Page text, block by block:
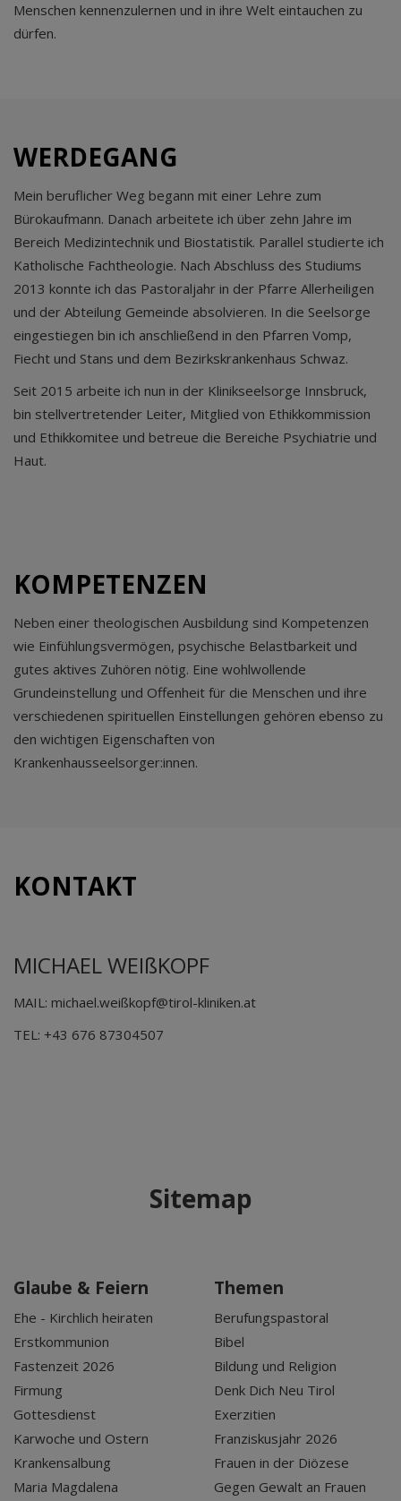
Menschen kennenzulernen und in ihre Welt eintauchen zu
dürfen.
WERDEGANG
Mein beruflicher Weg begann mit einer Lehre zum
Bürokaufmann. Danach arbeitete ich über zehn Jahre im
Bereich Medizintechnik und Biostatistik. Parallel studierte ich
Katholische Fachtheologie. Nach Abschluss des Studiums
2013 konnte ich das Pastoraljahr in der Pfarre Allerheiligen
und der Abteilung Gemeinde absolvieren. In die Seelsorge
eingestiegen bin ich anschließend in den Pfarren Vomp,
Fiecht und Stans und dem Bezirkskrankenhaus Schwaz.
Seit 2015 arbeite ich nun in der Klinikseelsorge Innsbruck,
bin stellvertretender Leiter, Mitglied von Ethikkommission
und Ethikkomitee und betreue die Bereiche Psychiatrie und
Haut.
KOMPETENZEN
Neben einer theologischen Ausbildung sind Kompetenzen
wie Einfühlungsvermögen, psychische Belastbarkeit und
gutes aktives Zuhören nötig. Eine wohlwollende
Grundeinstellung und Offenheit für die Menschen und ihre
verschiedenen spirituellen Einstellungen gehören ebenso zu
den wichtigen Eigenschaften von
Krankenhausseelsorger:innen.
KONTAKT
MICHAEL WEIßKOPF
MAIL: michael.weißkopf@tirol-kliniken.at
TEL: +43 676 87304507
Sitemap
Glaube & Feiern
Ehe - Kirchlich heiraten
Erstkommunion
Fastenzeit 2026
Firmung
Gottesdienst
Karwoche und Ostern
Krankensalbung
Maria Magdalena
Themen
Berufungspastoral
Bibel
Bildung und Religion
Denk Dich Neu Tirol
Exerzitien
Franziskusjahr 2026
Frauen in der Diözese
Gegen Gewalt an Frauen